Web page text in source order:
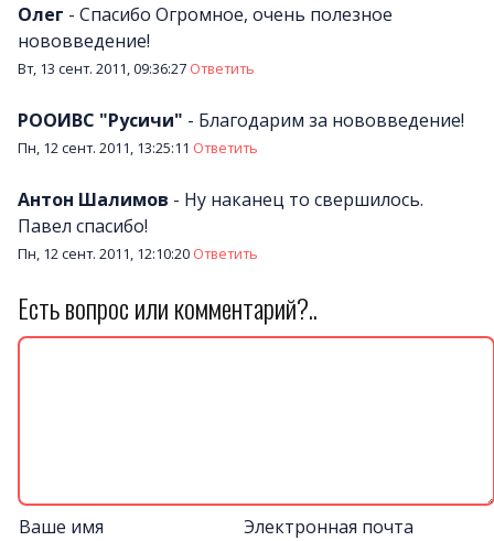
Олег - Спасибо Огромное, очень полезное
нововведение!
Вт, 13 сент. 2011, 09:36:27 Ответить
РООИВС "Русичи" - Благодарим за нововведение!
Пн, 12 сент. 2011, 13:25:11 Ответить
Антон Шалимов - Ну наканец то свершилось.
Павел спасибо!
Пн, 12 сент. 2011, 12:10:20 Ответить
Есть вопрос или комментарий?..
Ваше имя Электронная почта